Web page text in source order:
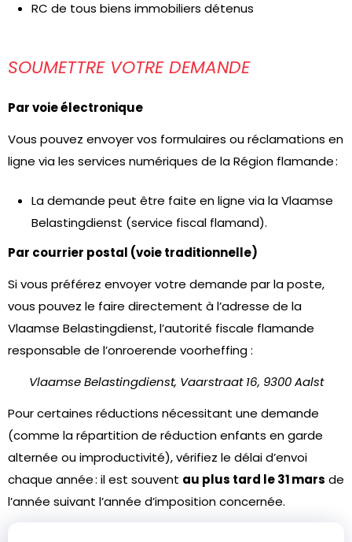
RC de tous biens immobiliers détenus
SOUMETTRE VOTRE DEMANDE
Par voie électronique
Vous pouvez envoyer vos formulaires ou réclamations en
ligne via les services numériques de la Région flamande :
La demande peut être faite en ligne via la Vlaamse
Belastingdienst (service fiscal flamand).
Par courrier postal (voie traditionnelle)
Si vous préférez envoyer votre demande par la poste,
vous pouvez le faire directement à l’adresse de la
Vlaamse Belastingdienst, l’autorité fiscale flamande
responsable de l’onroerende voorheffing :
Vlaamse Belastingdienst, Vaarstraat 16, 9300 Aalst
Pour certaines réductions nécessitant une demande
(comme la répartition de réduction enfants en garde
alternée ou improductivité), vérifiez le délai d’envoi
chaque année : il est souvent au plus tard le 31 mars de
l’année suivant l’année d’imposition concernée.